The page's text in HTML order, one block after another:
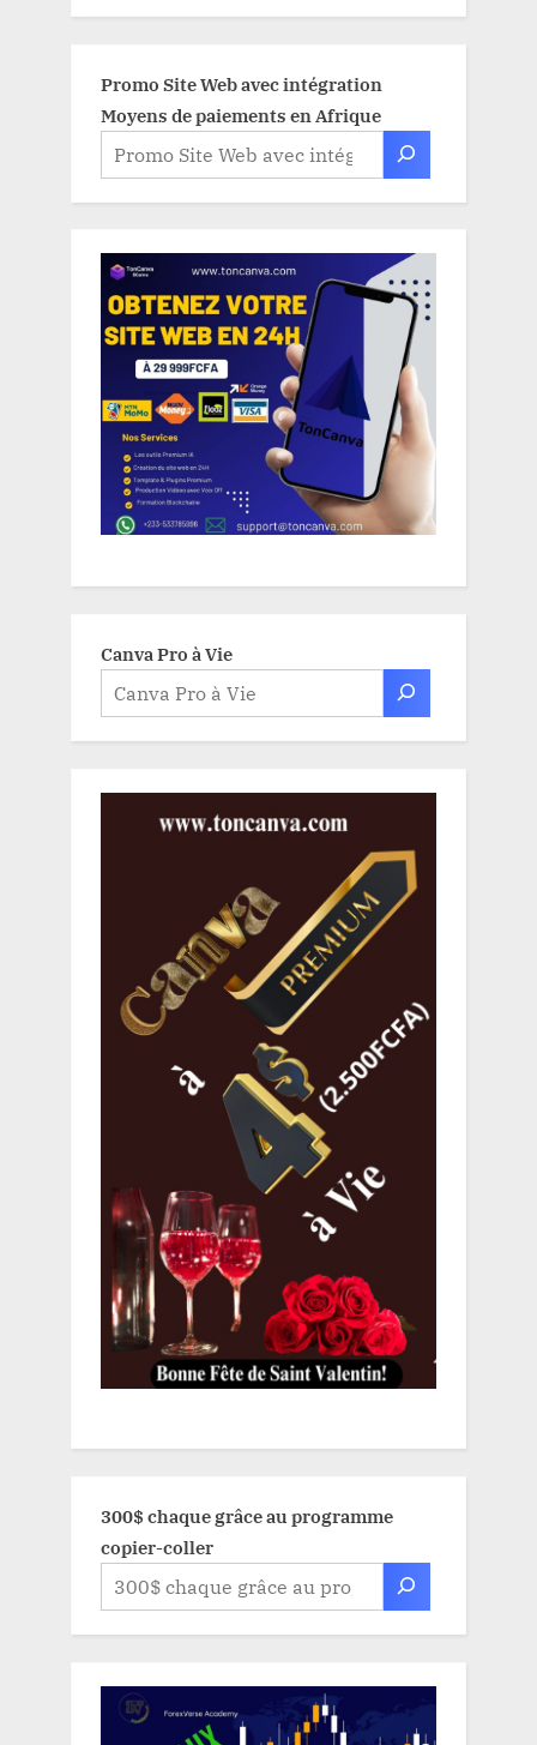
Promo Site Web avec intégration
Moyens de paiements en Afrique
Canva Pro à Vie
300$ chaque grâce au programme
copier-coller